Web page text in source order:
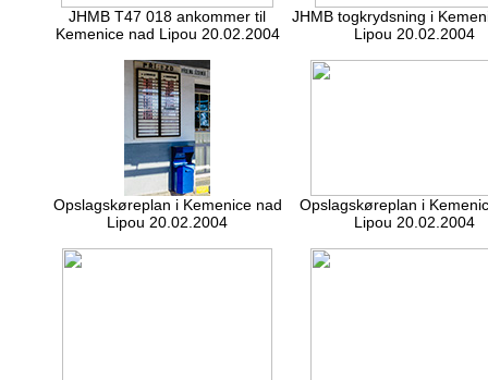
JHMB T47 018 ankommer til
Kemenice nad Lipou 20.02.2004
JHMB togkrydsning i
Lipou 20.02.2004
Opslagskøreplan i Kemenice nad
Lipou 20.02.2004
Opslagskøreplan i
Lipou 20.02.2004